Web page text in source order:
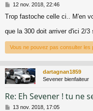
M
s
a
g
e
12 nov. 2018, 22:46
Trop fastoche celle ci.. M'en
que la 300 doit arriver d'ici 2/3
Vous ne pouvez pas consulter les
dartagnan1859
Sevener bienfaiteur
Re: Eh Sevener ! tu ne
M13 nov. 2018, 17:05